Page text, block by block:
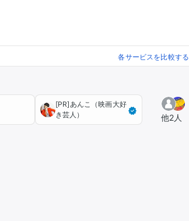
各サービスを比較する
[PR]あんこ（映画大好
き芸人）
他2人